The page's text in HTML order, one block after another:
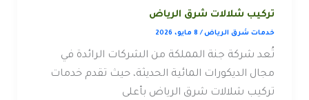
تركيب شلالات شرق الرياض
خدمات شرق الرياض/ 8 مايو، 2026
تُعد شركة جنة المملكة من الشركات الرائدة في
مجال الديكورات المائية الحديثة، حيث تقدم خدمات
تركيب شلالات شرق الرياض بأعلى